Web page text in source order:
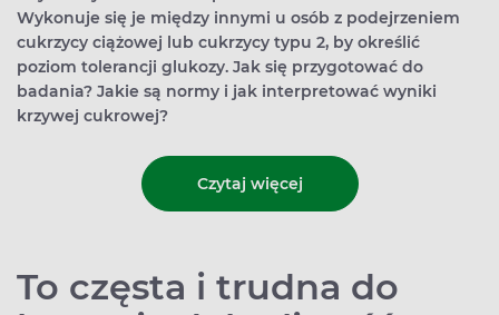
Wykonuje się je między innymi u osób z podejrzeniem
cukrzycy ciążowej lub cukrzycy typu 2, by określić
poziom tolerancji glukozy. Jak się przygotować do
badania? Jakie są normy i jak interpretować wyniki
krzywej cukrowej?
Czytaj więcej
To częsta i trudna do